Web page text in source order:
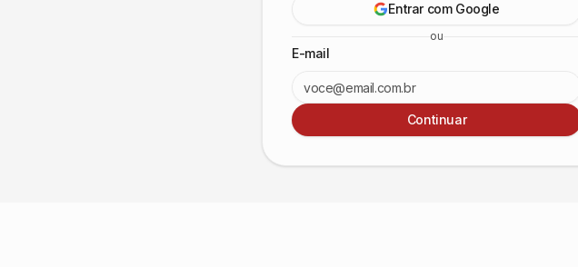
Entrar com Google
ou
E-mail
Continuar